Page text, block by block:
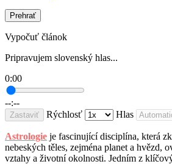
Prehrať
Vypočuť článok
Pripravujem slovenský hlas...
0:00
--:--
Zastaviť Rýchlosť Hlas
Astrologie je fascinující disciplína, která
nebeských těles, zejména planet a hvězd,
vztahy a životní okolnosti. Jedním z